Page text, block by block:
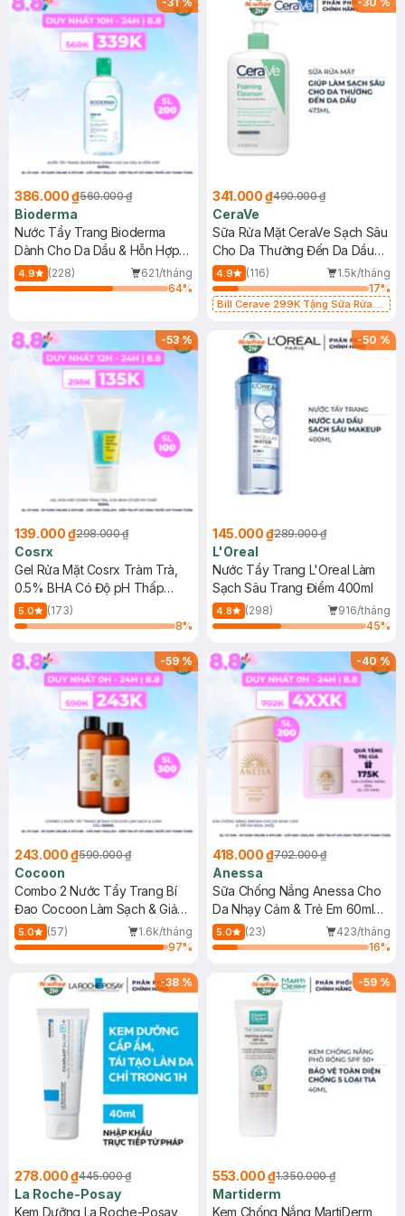
386.000 ₫560.000 ₫
Bioderma
Nước Tẩy Trang Bioderma
Dành Cho Da Dầu & Hỗn Hợp
500ml
4.9 (228)
621/tháng
64%
341.000 ₫490.000 ₫
CeraVe
Sữa Rửa Mặt CeraVe Sạch Sâu
Cho Da Thường Đến Da Dầu
473ml
4.9 (116)
1.5k/tháng
17%
Bill Cerave 299K Tặng Sữa Rửa
-53%
139.000 ₫298.000 ₫
Cosrx
Gel Rửa Mặt Cosrx Tràm Trà,
0.5% BHA Có Độ pH Thấp
150ml
5.0
(173)
8%
-50 %
145.000 ₫289.000 ₫
L'Oreal
Nước Tẩy Trang L'Oreal Làm
Sạch Sâu Trang Điểm 400ml
4.8 (298)
916/tháng
45%
-59%
243.000 ₫590.000 ₫
Cocoon
Combo 2 Nước Tẩy Trang Bí
Đao Cocoon Làm Sạch & Giảm
Dầu 500ml
5.0 (57)
1.6k/tháng
97%
-40%
418.000 ₫702.000 ₫
Anessa
Sữa Chống Nắng Anessa Cho
Da Nhạy Cảm & Trẻ Em 60ml
(Mới)
5.0 (23)
423/tháng
16%
-38 %
278.000 ₫445.000 ₫
La Roche-Posay
Kem Dưỡng La Roche-Posay
-59 %
553.000 ₫1.350.000 ₫
Martiderm
Kem Chống Nắng MartiDerm